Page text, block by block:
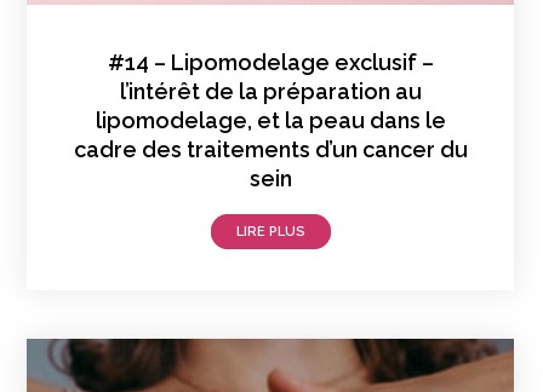
#14 – Lipomodelage exclusif –
l’intérêt de la préparation au
lipomodelage, et la peau dans le
cadre des traitements d’un cancer du
sein
LIRE PLUS